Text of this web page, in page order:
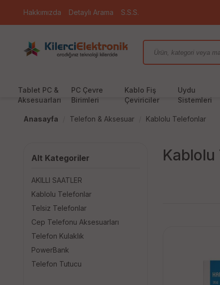
Hakkımızda Detaylı Arama S.S.S.
Tablet PC &
Aksesuarları
PC Çevre
Birimleri
Kablo Fiş
Çeviriciler
Uydu
Sistemleri
Anasayfa Telefon & Aksesuar Kablolu Telefonlar
Alt Kategoriler
AKILLI SAATLER
Kablolu Telefonlar
Telsiz Telefonlar
Cep Telefonu Aksesuarları
Telefon Kulaklık
PowerBank
Telefon Tutucu
Kablolu